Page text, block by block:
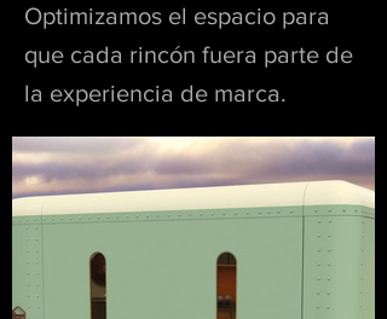
Optimizamos el espacio para
que cada rincón fuera parte de
la experiencia de marca.